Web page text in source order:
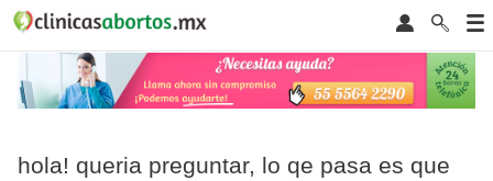
hola! queria preguntar, lo qe pasa es que